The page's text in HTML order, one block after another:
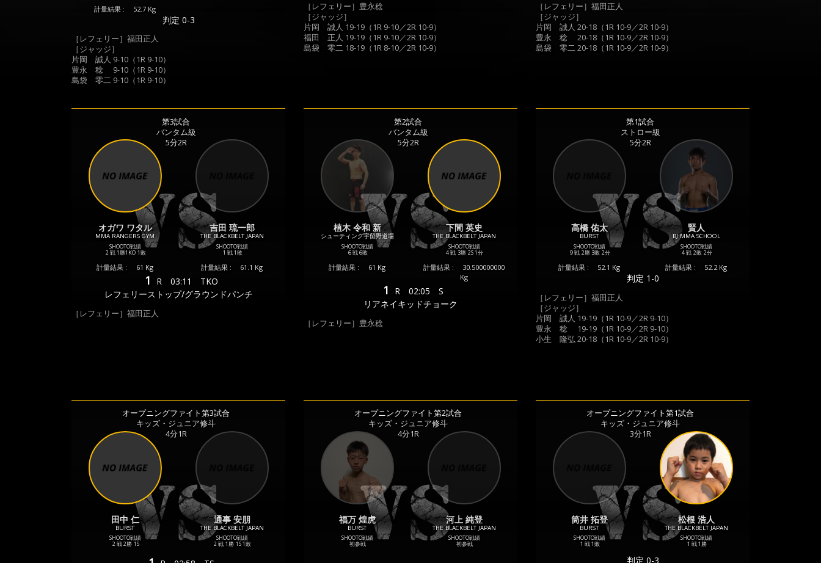
計量結果 : 52.7 Kg
判定 0-3
［レフェリー］福田正人
［ジャッジ］
片岡 誠人 9-10（1R 9-10）
豊永 稔 9-10（1R 9-10）
島袋 零二 9-10（1R 9-10）
［レフェリー］豊永稔
［ジャッジ］
片岡 誠人 19-19（1R 9-10／2R 10-9）
福田 正人 19-19（1R 9-10／2R 10-9）
島袋 零二 18-19（1R 8-10／2R 10-9）
［レフェリー］福田正人
［ジャッジ］
片岡 誠人 20-18（1R 10-9／2R 10-9）
豊永 稔 20-18（1R 10-9／2R 10-9）
島袋 零二 20-18（1R 10-9／2R 10-9）
第3試合
バンタム級
5分2R
オガワ ワタル
MMA RANGERS GYM
SHOOTO戦績
2 戦 1勝1KO 1敗
計量結果 : 61 Kg
吉田 琉一郎
THE BLACKBELT JAPAN
SHOOTO戦績
1 戦 1敗
計量結果 : 61.1 Kg
1 R 03:11
TKO
レフェリーストップ/グラウンドパンチ
［レフェリー］福田正人
第2試合
バンタム級
5分2R
植木 令和 新
シューティング宇留野道場
SHOOTO戦績
6 戦 6敗
計量結果 : 61 Kg
下間 英史
THE BLACKBELT JAPAN
SHOOTO戦績
4 戦 3勝 2S 1分
計量結果 :
30.500000000
Kg
1 R 02:05
S
リアネイキッドチョーク
［レフェリー］豊永稔
第1試合
ストロー級
5分2R
高橋 佑太
BURST
SHOOTO戦績
9 戦 2勝 3敗 2分
計量結果 : 52.1 Kg
賢人
BJ MMA SCHOOL
SHOOTO戦績
4 戦 2敗 2分
計量結果 : 52.2 Kg
判定 1-0
［レフェリー］福田正人
［ジャッジ］
片岡 誠人 19-19（1R 10-9／2R 9-10）
豊永 稔 19-19（1R 10-9／2R 9-10）
小生 隆弘 20-18（1R 10-9／2R 10-9）
オープニングファイト第3試合
キッズ・ジュニア修斗
4分1R
田中 仁
BURST
SHOOTO戦績
2 戦 2勝 1S
通事 安朋
THE BLACKBELT JAPAN
SHOOTO戦績
2 戦 1勝 1S 1敗
オープニングファイト第2試合
キッズ・ジュニア修斗
4分1R
福万 煌虎
BURST
SHOOTO戦績
初参戦
河上 純登
THE BLACKBELT JAPAN
SHOOTO戦績
初参戦
オープニングファイト第1試合
キッズ・ジュニア修斗
3分1R
筒井 拓登
BURST
SHOOTO戦績
1 戦 1敗
松根 浩人
THE BLACKBELT JAPAN
SHOOTO戦績
1 戦 1勝
判定 0-3